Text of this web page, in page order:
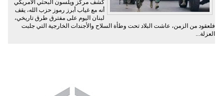
كشف مركز ويلسون البحثي الأمريكي
أنه مع غياب أبرز رموز حزب الله، يقف
لبنان اليوم على مفترق طرق تاريخي،
فلعقود من الزمن، عاشت البلاد تحت وطأة السلاح والأجندات الخارجية التي جلبت
العزلة...